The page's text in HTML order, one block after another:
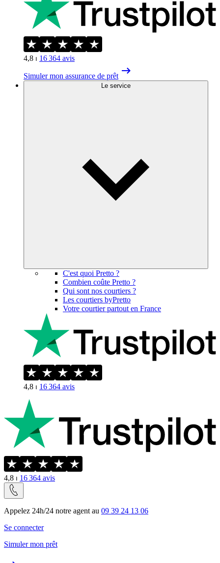
4,8 ⏐ 16 364 avis
Simuler mon assurance de prêt
Le service
C'est quoi Pretto ?
Combien coûte Pretto ?
Qui sont nos courtiers ?
Les courtiers byPretto
Votre courtier partout en France
4,8 ⏐ 16 364 avis
4,8 ⏐ 16 364 avis
Appelez 24h/24 notre agent au 09 39 24 13 06
Se connecter
Simuler mon prêt